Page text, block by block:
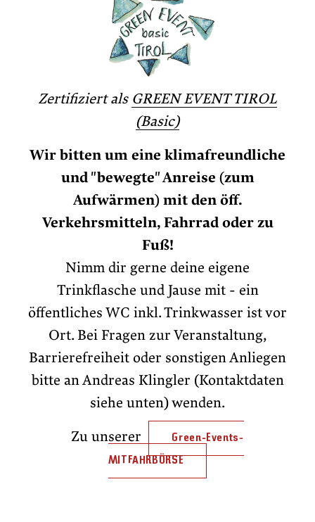
Zertifiziert als GREEN EVENT TIROL
(Basic)
Wir bitten um eine klimafreundliche
und "bewegte" Anreise (zum
Aufwärmen) mit den öff.
Verkehrsmitteln, Fahrrad oder zu
Fuß!
Nimm dir gerne deine eigene
Trinkflasche und Jause mit - ein
öffentliches WC inkl. Trinkwasser ist vor
Ort. Bei Fragen zur Veranstaltung,
Barrierefreiheit oder sonstigen Anliegen
bitte an Andreas Klingler (Kontaktdaten
siehe unten) wenden.
Zu unserer
Green-Events-
MITFAHRBÖRSE